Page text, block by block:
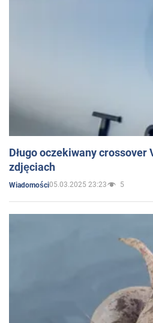
Długo oczekiwany crossover
zdjęciach
Wiadomości05.03.2025 23:23 5